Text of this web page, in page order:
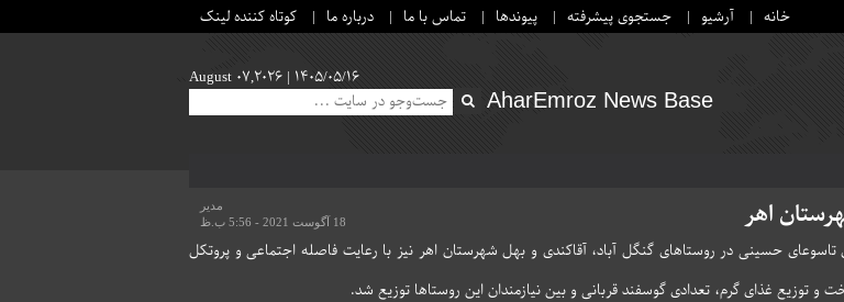
خانه آرشیو جستجوی پیشرفته پیوندها تماس با ما درباره ما کوتاه کننده لینک
August 07,2026 | ۱۴۰۵/۰۵/۱۶
AharEmroz News Base
اهر
مدیر
18 آگوست 2021 - 5:56 ب.ظ
حسینی در روستاهای گنگل آباد، آقاکندی و بهل شهرستان اهر نیز با رعایت فاصله اجتماعی و پروتکل
توزیع غذای گرم، تعدادی گوسفند قربانی و بین نیازمندان این روستاها توزیع شد.